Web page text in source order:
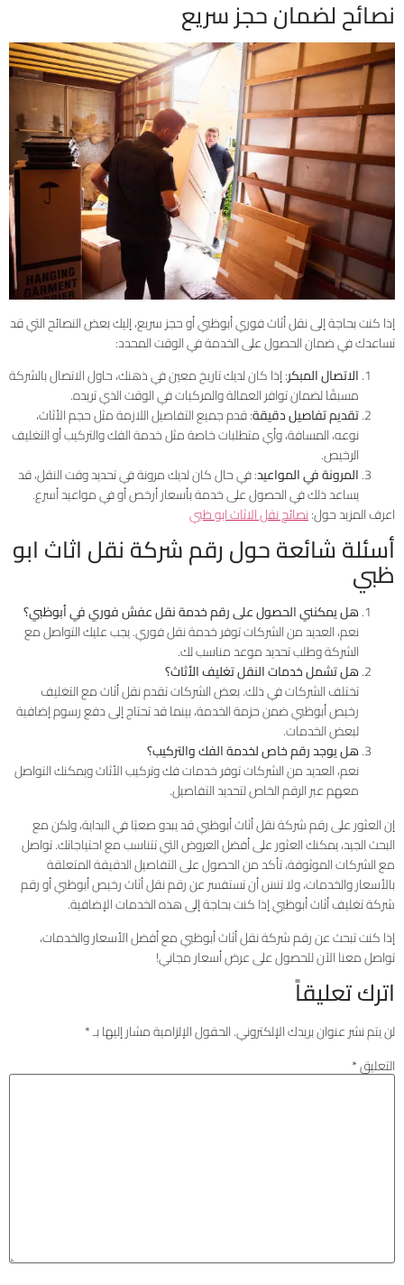
نصائح لضمان حجز سريع
إذا كنت بحاجة إلى نقل أثاث فوري أبوظبي أو حجز سريع، إليك بعض النصائح التي قد
تساعدك في ضمان الحصول على الخدمة في الوقت المحدد:
الاتصال المبكر: إذا كان لديك تاريخ معين في ذهنك، حاول الاتصال بالشركة
مسبقًا لضمان توافر العمالة والمركبات في الوقت الذي تريده.
تقديم تفاصيل دقيقة: قدم جميع التفاصيل اللازمة مثل حجم الأثاث،
نوعه، المسافة، وأي متطلبات خاصة مثل خدمة الفك والتركيب أو التغليف
الرخيص.
المرونة في المواعيد: في حال كان لديك مرونة في تحديد وقت النقل، قد
يساعد ذلك في الحصول على خدمة بأسعار أرخص أو في مواعيد أسرع.
اعرف المزيد حول:نصائح نقل الاثاث ابو ظبي
أسئلة شائعة حول رقم شركة نقل اثاث ابو
ظبي
هل يمكنني الحصول على رقم خدمة نقل عفش فوري في أبوظبي؟
نعم، العديد من الشركات توفر خدمة نقل فوري. يجب عليك التواصل مع
الشركة وطلب تحديد موعد مناسب لك.
هل تشمل خدمات النقل تغليف الأثاث؟
تختلف الشركات في ذلك. بعض الشركات تقدم نقل أثاث مع التغليف
رخيص أبوظبي ضمن حزمة الخدمة، بينما قد تحتاج إلى دفع رسوم إضافية
لبعض الخدمات.
هل يوجد رقم خاص لخدمة الفك والتركيب؟
نعم، العديد من الشركات توفر خدمات فك وتركيب الأثاث ويمكنك التواصل
معهم عبر الرقم الخاص لتحديد التفاصيل.
إن العثور على رقم شركة نقل أثاث أبوظبي قد يبدو صعبًا في البداية، ولكن مع
البحث الجيد، يمكنك العثور على أفضل العروض التي تتناسب مع احتياجاتك. تواصل
مع الشركات الموثوقة، تأكد من الحصول على التفاصيل الدقيقة المتعلقة
بالأسعار والخدمات، ولا تنسَ أن تستفسر عن رقم نقل أثاث رخيص أبوظبي أو رقم
شركة تغليف أثاث أبوظبي إذا كنت بحاجة إلى هذه الخدمات الإضافية.
إذا كنت تبحث عن رقم شركة نقل أثاث أبوظبي مع أفضل الأسعار والخدمات،
تواصل معنا الآن للحصول على عرض أسعار مجاني!
اترك تعليقاً
لن يتم نشر عنوان بريدك الإلكتروني.الحقول الإلزامية مشار إليها بـ*
التعليق*